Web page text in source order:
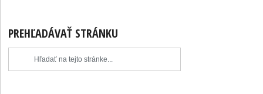
PREHĽADÁVAŤ STRÁNKU